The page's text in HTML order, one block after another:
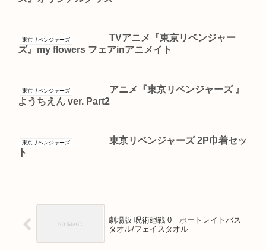
東京リベンジャーズ
TVアニメ『東京リベンジャー
ズ』my flowers フェアinアニメイト
東京リベンジャーズ
アニメ『東京リベンジャーズ 』
ようちえん ver. Part2
東京リベンジャーズ
東京リベンジャーズ 2P巾着セッ
ト
劇場版 呪術廻戦 0 ポートレイトバス
タオル/フェイスタオル